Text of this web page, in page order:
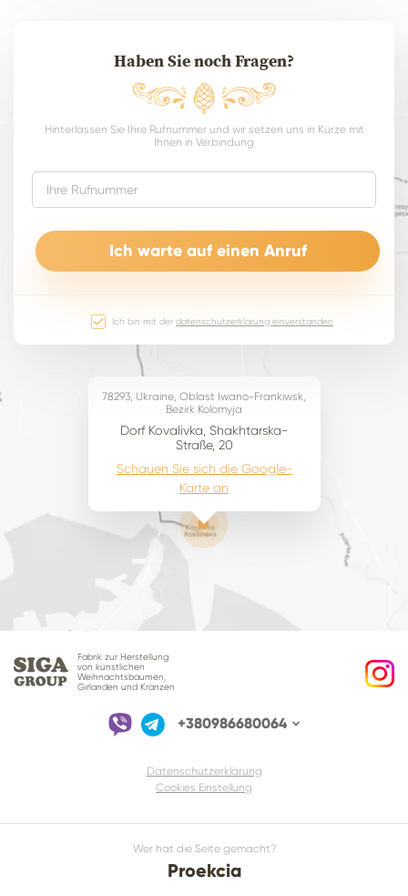
78293, Ukraine, Oblast Iwano-Frankiwsk,
Bezirk Kolomyja
Dorf Kovalivka, Shakhtarska-
Straße, 20
Schauen Sie sich die Google-
Karte an
Haben Sie noch Fragen?
Hinterlassen Sie Ihre Rufnummer und wir setzen uns in Kürze mit
Ihnen in Verbindung
Ich bin mit der datenschutzerklärung einverstanden
Fabrik zur Herstellung
von künstlichen
Weihnachtsbäumen,
Girlanden und Kränzen
+380986680064
Datenschutzerklärung
Cookies Einstellung
Wer hat die Seite gemacht?
Proekcia